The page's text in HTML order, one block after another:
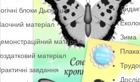
з QR-кодами
Кюїзенера
таблиці
блоки Дьєнеша
матеріал